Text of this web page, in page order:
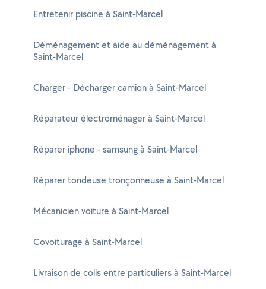
Entretenir piscine à Saint-Marcel
Déménagement et aide au déménagement à
Saint-Marcel
Charger - Décharger camion à Saint-Marcel
Réparateur électroménager à Saint-Marcel
Réparer iphone - samsung à Saint-Marcel
Réparer tondeuse tronçonneuse à Saint-Marcel
Mécanicien voiture à Saint-Marcel
Covoiturage à Saint-Marcel
Livraison de colis entre particuliers à Saint-Marcel